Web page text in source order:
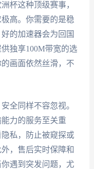
杯这种顶级赛事，
高。你需要的是稳
的加速器会为回国
独享100M带宽的选
画面依然丝滑，不
全同样不容忽视。
力的服务至关重
私，防止被窥探或
，售后实时保障和
遇到突发问题，尤